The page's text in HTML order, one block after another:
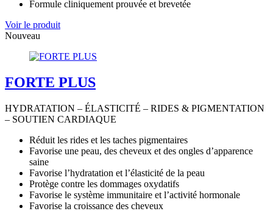
Formule cliniquement prouvée et brevetée
Voir le produit
Nouveau
FORTE PLUS
HYDRATATION – ÉLASTICITÉ – RIDES & PIGMENTATION
– SOUTIEN CARDIAQUE
Réduit les rides et les taches pigmentaires
Favorise une peau, des cheveux et des ongles d’apparence
saine
Favorise l’hydratation et l’élasticité de la peau
Protège contre les dommages oxydatifs
Favorise le système immunitaire et l’activité hormonale
Favorise la croissance des cheveux